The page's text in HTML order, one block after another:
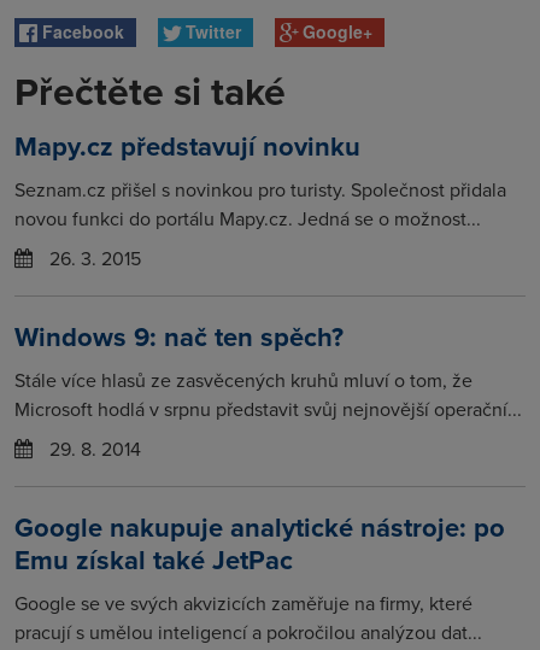
Facebook Twitter Google+
Přečtěte si také
Mapy.cz představují novinku
Seznam.cz přišel s novinkou pro turisty. Společnost přidala
novou funkci do portálu Mapy.cz. Jedná se o možnost...
26. 3. 2015
Windows 9: nač ten spěch?
Stále více hlasů ze zasvěcených kruhů mluví o tom, že
Microsoft hodlá v srpnu představit svůj nejnovější operační...
29. 8. 2014
Google nakupuje analytické nástroje: po
Emu získal také JetPac
Google se ve svých akvizicích zaměřuje na firmy, které
pracují s umělou inteligencí a pokročilou analýzou dat...